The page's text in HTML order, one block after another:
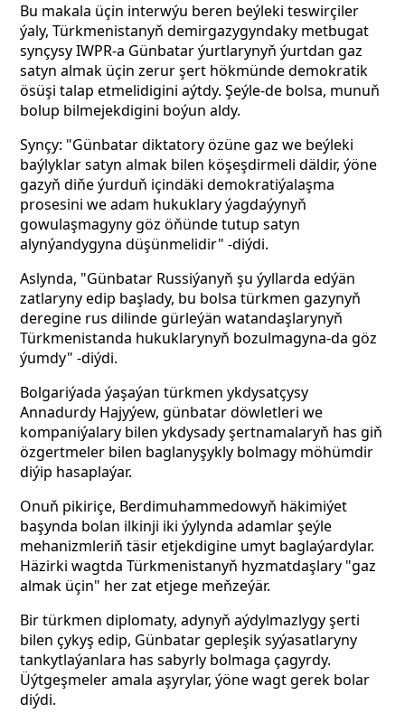
Bu makala üçin interwýu beren beýleki teswirçiler
ýaly, Türkmenistanyň demirgazygyndaky metbugat
synçysy IWPR-a Günbatar ýurtlarynyň ýurtdan gaz
satyn almak üçin zerur şert hökmünde demokratik
ösüşi talap etmelidigini aýtdy. Şeýle-de bolsa, munuň
bolup bilmejekdigini boýun aldy.
Synçy: "Günbatar diktatory özüne gaz we beýleki
baýlyklar satyn almak bilen köşeşdirmeli däldir, ýöne
gazyň diňe ýurduň içindäki demokratiýalaşma
prosesini we adam hukuklary ýagdaýynyň
gowulaşmagyny göz öňünde tutup satyn
alynýandygyna düşünmelidir" -diýdi.
Aslynda, "Günbatar Russiýanyň şu ýyllarda edýän
zatlaryny edip başlady, bu bolsa türkmen gazynyň
deregine rus dilinde gürleýän watandaşlarynyň
Türkmenistanda hukuklarynyň bozulmagyna-da göz
ýumdy" -diýdi.
Bolgariýada ýaşaýan türkmen ykdysatçysy
Annadurdy Hajyýew, günbatar döwletleri we
kompaniýalary bilen ykdysady şertnamalaryň has giň
özgertmeler bilen baglanyşykly bolmagy möhümdir
diýip hasaplaýar.
Onuň pikiriçe, Berdimuhammedowyň häkimiýet
başynda bolan ilkinji iki ýylynda adamlar şeýle
mehanizmleriň täsir etjekdigine umyt baglaýardylar.
Häzirki wagtda Türkmenistanyň hyzmatdaşlary "gaz
almak üçin" her zat etjege meňzeýär.
Bir türkmen diplomaty, adynyň aýdylmazlygy şerti
bilen çykyş edip, Günbatar gepleşik syýasatlaryny
tankytlaýanlara has sabyrly bolmaga çagyrdy.
Üýtgeşmeler amala aşyrylar, ýöne wagt gerek bolar
diýdi.